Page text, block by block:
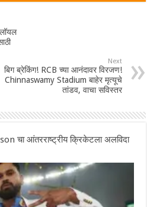
Next
बिग ब्रेकिंग! RCB च्या आनंदावर विरजण!
Chinnaswamy Stadium बाहेर मृत्यूचे
तांडव, वाचा सविस्तर
चा आंतरराष्ट्रीय क्रिकेटला अलविदा